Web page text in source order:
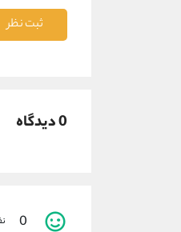
ثبت نظر
0 دیدگاه
0